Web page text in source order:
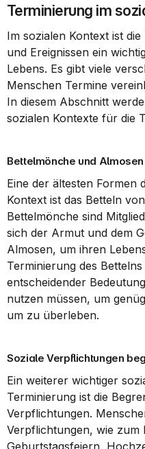
Terminierung im
Im sozialen Kontext ist
und Ereignissen ein
Lebens. Es gibt viele
Menschen Termine
In diesem Abschnitt
sozialen Kontexte für die
Bettelmönche und Almosen
Eine der ältesten Formen
Kontext ist das Betteln
Bettelmönche sind
sich der Armut und dem
Almosen, um ihren
Terminierung des
entscheidender
nutzen müssen, um
um zu überleben.
Soziale Verpflichtungen
Ein weiterer wichtiger
Terminierung ist die
Verpflichtungen.
Verpflichtungen, wie zum
Geburtstagsfeiern,